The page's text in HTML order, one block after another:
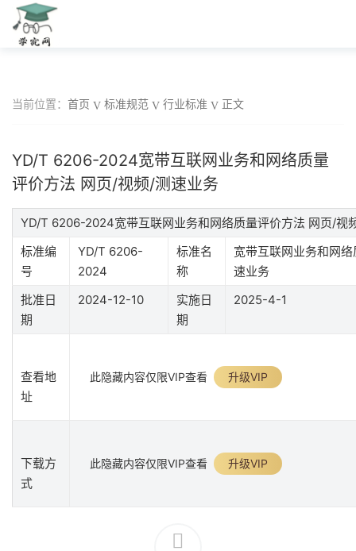
当前位置： 首页 标准规范 行业标准 正文
YD/T 6206-2024宽带互联网业务和网络质量
评价方法 网页/视频/测速业务
YD/T 6206-2024宽带互联网业务和网络质量评价方法 网页/视
标准编
号
YD/T 6206-
2024
标准名
称
宽带互联网业务和网
速业务
批准日
期
2024-12-10
实施日
期
2025-4-1
查看地
址
此隐藏内容仅限VIP查看 升级VIP
下载方
式
此隐藏内容仅限VIP查看 升级VIP